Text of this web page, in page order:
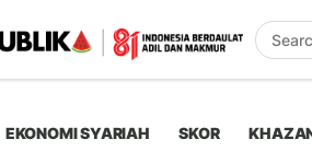
EKONOMI SYARIAH SKOR